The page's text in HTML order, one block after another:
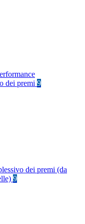
dei premi 9
dei premi (da
9